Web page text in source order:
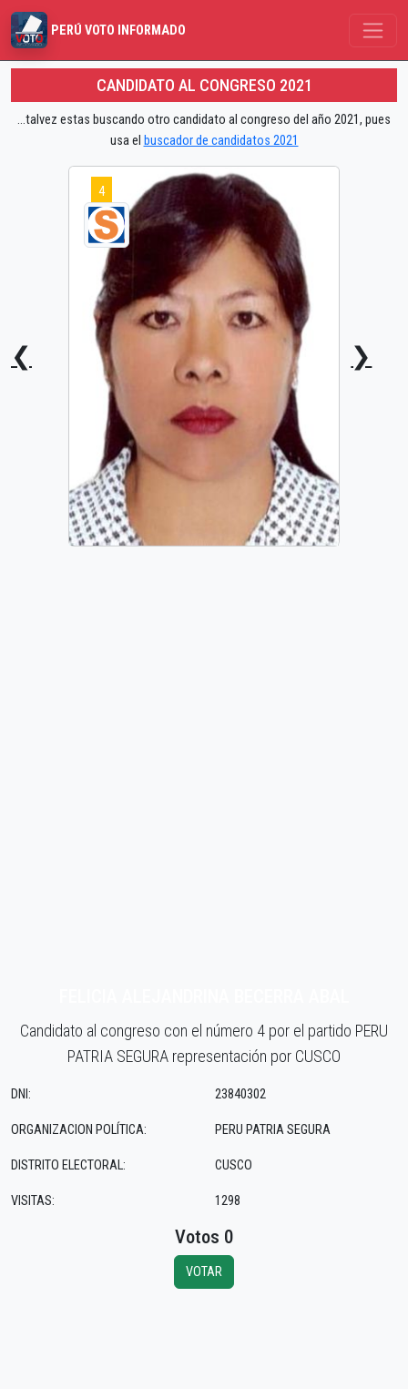
PERÚ VOTO INFORMADO
CANDIDATO AL CONGRESO 2021
...talvez estas buscando otro candidato al congreso del año 2021, pues
usa el buscador de candidatos 2021
❮
4
❯
Candidato al congreso con el número 4 por el partido PERU
PATRIA SEGURA representación por CUSCO
DNI:
ORGANIZACION POLÍTICA:
DISTRITO ELECTORAL:
VISITAS:
23840302
PERU PATRIA SEGURA
CUSCO
1298
Votos 0
VOTAR